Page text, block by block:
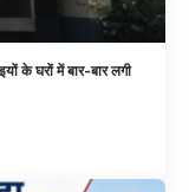
के घरों में बार-बार लगी